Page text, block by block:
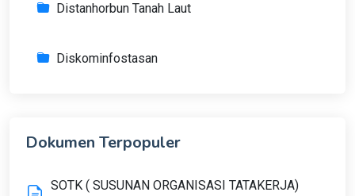
Distanhorbun Tanah Laut
Diskominfostasan
Dokumen Terpopuler
SOTK ( SUSUNAN ORGANISASI TATAKERJA)